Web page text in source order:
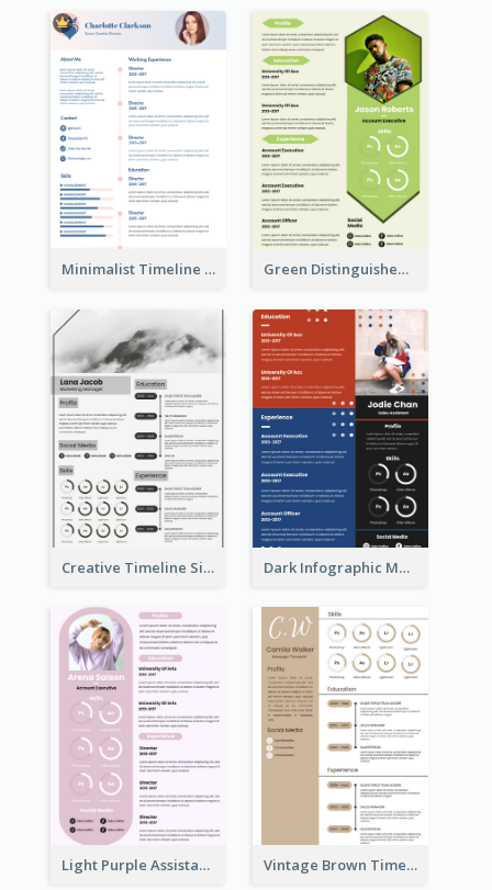
Minimalist Timeline Medical Student Resume Green Distinguished Resume
Creative Timeline Simple Resume Dark Infographic Marketing Assistant Resume
Light Purple Assistant Resume Vintage Brown Timeline Resume